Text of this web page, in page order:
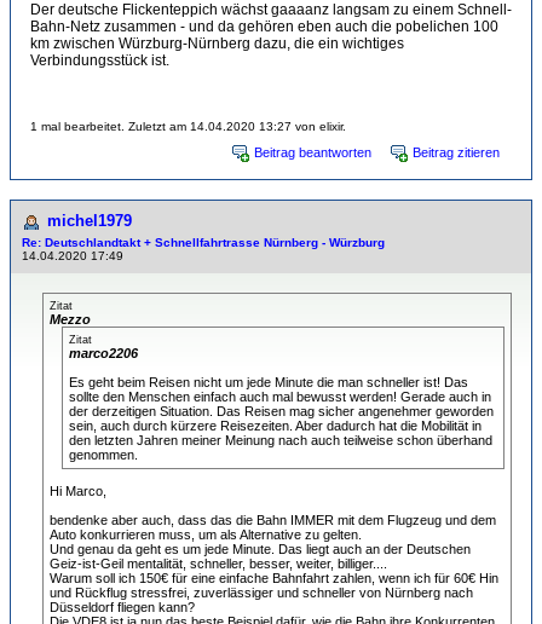
Der deutsche Flickenteppich wächst gaaaanz langsam zu einem Schnell-
Bahn-Netz zusammen - und da gehören eben auch die pobelichen 100
km zwischen Würzburg-Nürnberg dazu, die ein wichtiges
Verbindungsstück ist.
1 mal bearbeitet. Zuletzt am 14.04.2020 13:27 von elixir.
Beitrag beantworten Beitrag zitieren
michel1979
Re: Deutschlandtakt + Schnellfahrtrasse Nürnberg - Würzburg
14.04.2020 17:49
Zitat
Mezzo
Zitat
marco2206
Es geht beim Reisen nicht um jede Minute die man schneller ist! Das
sollte den Menschen einfach auch mal bewusst werden! Gerade auch in
der derzeitigen Situation. Das Reisen mag sicher angenehmer geworden
sein, auch durch kürzere Reisezeiten. Aber dadurch hat die Mobilität in
den letzten Jahren meiner Meinung nach auch teilweise schon überhand
genommen.
Hi Marco,
bendenke aber auch, dass das die Bahn IMMER mit dem Flugzeug und dem
Auto konkurrieren muss, um als Alternative zu gelten.
Und genau da geht es um jede Minute. Das liegt auch an der Deutschen
Geiz-ist-Geil mentalität, schneller, besser, weiter, billiger....
Warum soll ich 150€ für eine einfache Bahnfahrt zahlen, wenn ich für 60€ Hin
und Rückflug stressfrei, zuverlässiger und schneller von Nürnberg nach
Düsseldorf fliegen kann?